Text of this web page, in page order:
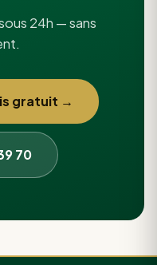
24h — sans
gratuit →
70